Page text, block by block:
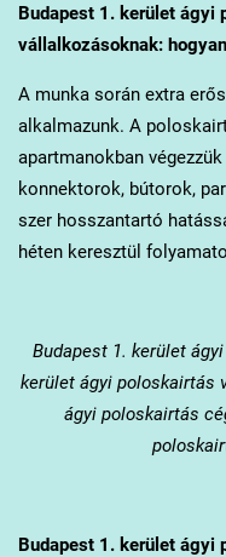
Budapest 1. kerületágyi
vállalkozásoknak:
A munka során extra
alkalmazunk. A
apartmanokban
konnektorok, bútorok,
szer hosszantartó
héten keresztül
Budapest 1. kerület
kerület ágyi poloskairtás
ágyi poloskairtás
Budapest 1. kerületágyi